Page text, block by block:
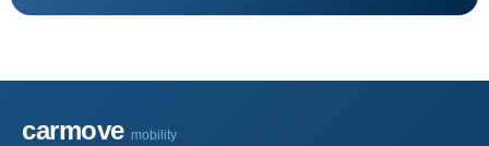
carmove mobility